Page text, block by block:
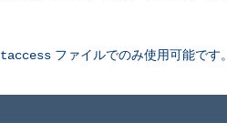
ファイルでのみ使用可能です。